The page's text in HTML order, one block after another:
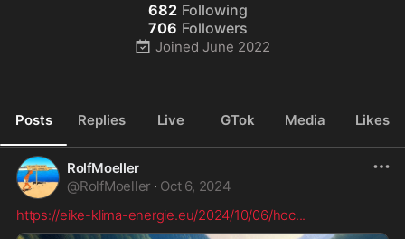
682 Following
706 Followers
Joined June 2022
Posts Replies Live GTok Media Likes
RolfMoeller
@RolfMoeller · Oct 6, 2024
https://eike-klima-energie.eu/2024/10/06/hoc...